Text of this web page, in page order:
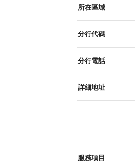
所在區域
分行代碼
分行電話
詳細地址
服務項目